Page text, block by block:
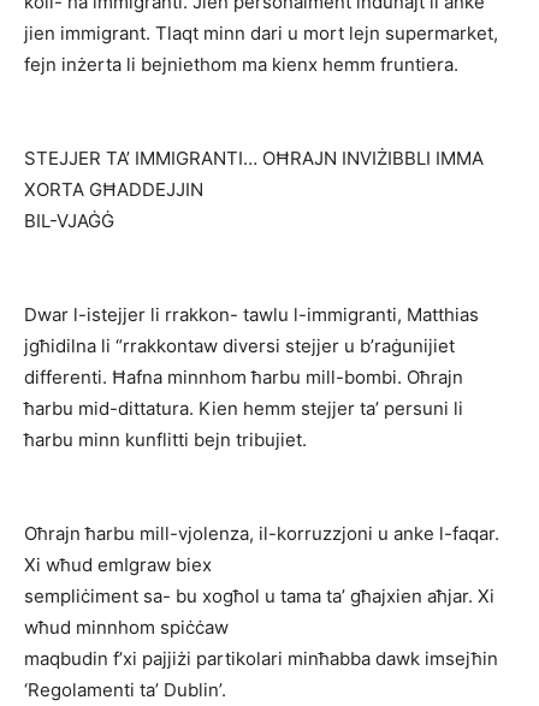
jien immigrant. Tlaqt minn dari u mort lejn supermarket,
fejn inżerta li bejniethom ma kienx hemm fruntiera.
STEJJER TA’ IMMIGRANTI… OĦRAJN INVIŻIBBLI IMMA
XORTA GĦADDEJJIN
BIL-VJAĠĠ
Dwar l-istejjer li rrakkon- tawlu l-immigranti, Matthias
jgħidilna li “rrakkontaw diversi stejjer u b’raġunijiet
differenti. Ħafna minnhom ħarbu mill-bombi. Oħrajn
ħarbu mid-dittatura. Kien hemm stejjer ta’ persuni li
ħarbu minn kunflitti bejn tribujiet.
Oħrajn ħarbu mill-vjolenza, il-korruzzjoni u anke l-faqar.
Xi wħud emIgraw biex
sempliċiment sa- bu xogħol u tama ta’ għajxien aħjar. Xi
wħud minnhom spiċċaw
maqbudin f’xi pajjiżi partikolari minħabba dawk imsejħin
‘Regolamenti ta’ Dublin’.